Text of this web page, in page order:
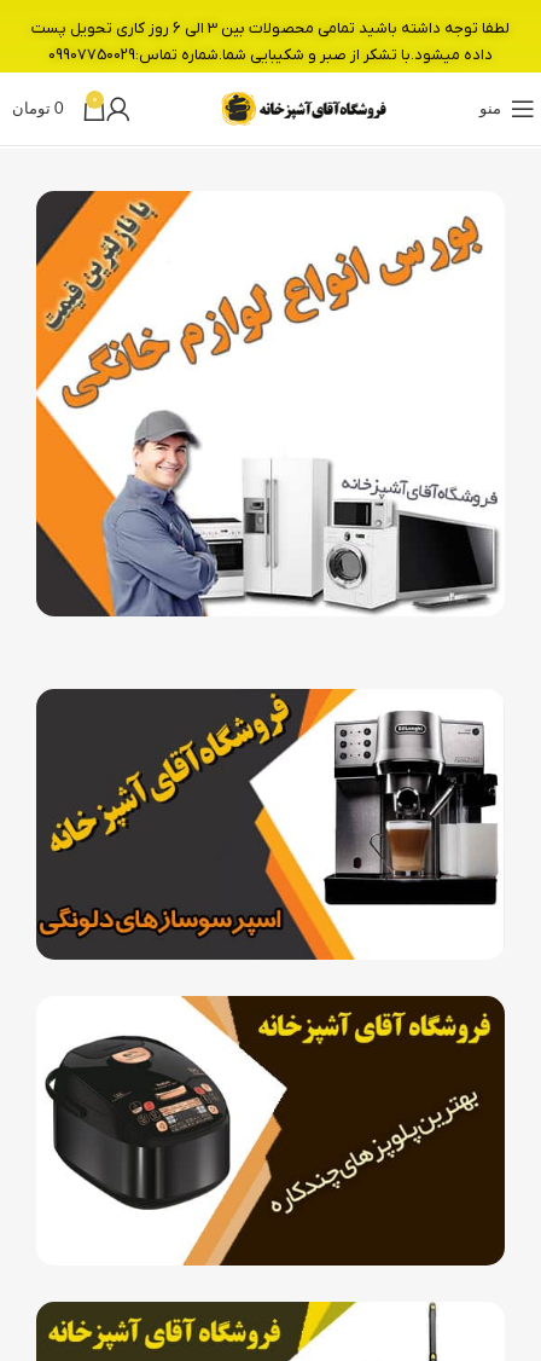
منو
0
0 تومان
لطفا توجه داشته باشید تمامی محصولات بین 3 الی 6 روز کاری تحویل پست
داده میشود.با تشکر از صبر و شکیبایی شما.شماره تماس:09907750029